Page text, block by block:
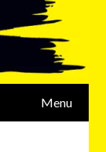
Menu